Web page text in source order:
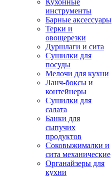
Кухонные
инструменты
Барные аксессуары
Терки и
овощерезки
Дуршлаги и сита
Сушилки для
посуды
Мелочи для кухни
Ланч-боксы и
контейнеры
Сушилки для
салата
Банки для
сыпучих
продуктов
Соковыжималки и
сита механические
Органайзеры для
кухни